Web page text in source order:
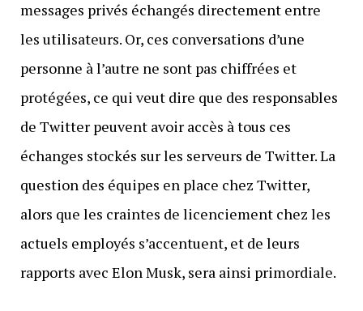
messages privés échangés directement entre
les utilisateurs. Or, ces conversations d’une
personne à l’autre ne sont pas chiffrées et
protégées, ce qui veut dire que des responsables
de Twitter peuvent avoir accès à tous ces
échanges stockés sur les serveurs de Twitter. La
question des équipes en place chez Twitter,
alors que les craintes de licenciement chez les
actuels employés s’accentuent, et de leurs
rapports avec Elon Musk, sera ainsi primordiale.